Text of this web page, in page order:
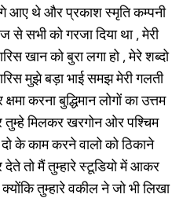
आए थे और प्रकाश स्मृति कम्पनी
सभी को गरजा दिया था , मेरी
खान को बुरा लगा हो , मेरे शब्दो
मुझे बड़ा भाई समझ मेरी गलती
करना बुद्धिमान लोगों का उत्तम
तुम्हे मिलकर खरगोन ओर पश्चिम
के काम करने वालो को ठिकाने
देते तो मैं तुम्हारे स्टूडियो में आकर
तुम्हारे वकील ने जो भी लिखा